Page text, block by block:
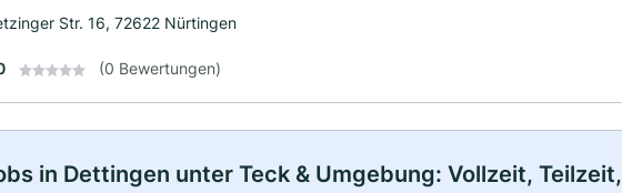
Str. 16, 72622 Nürtingen
(0 Bewertungen)
in Dettingen unter Teck & Umgebung: Vollzeit, Teilzeit,